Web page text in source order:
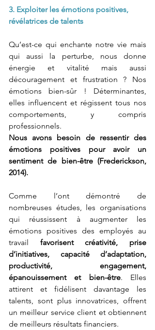
3. Exploiter les émotions positives,
révélatrices de talents
Qu’est-ce qui enchante notre vie mais
qui aussi la perturbe, nous donne
énergie et vitalité mais aussi
découragement et frustration ? Nos
émotions bien-sûr ! Déterminantes,
elles influencent et régissent tous nos
comportements, y compris
professionnels.
Nous avons besoin de ressentir des
émotions positives pour avoir un
sentiment de bien-être (Frederickson,
2014).
Comme l’ont démontré de
nombreuses études, les organisations
qui réussissent à augmenter les
émotions positives des employés au
travail favorisent créativité, prise
d’initiatives, capacité d’adaptation,
productivité, engagement,
épanouissement et bien-être. Elles
attirent et fidélisent davantage les
talents, sont plus innovatrices, offrent
un meilleur service client et obtiennent
de meilleurs résultats financiers.